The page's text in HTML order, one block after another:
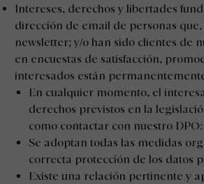
Intereses, derechos y libertades
dirección de email de personas
newsletter; y/o han sido clientes de
en encuestas de satisfacción,
interesados están
En cualquier momento, el
derechos previstos en la
como contactar con nuestro DPO:
Se adoptan todas las medidas
correcta protección de los datos
Existe una relación pertinente y